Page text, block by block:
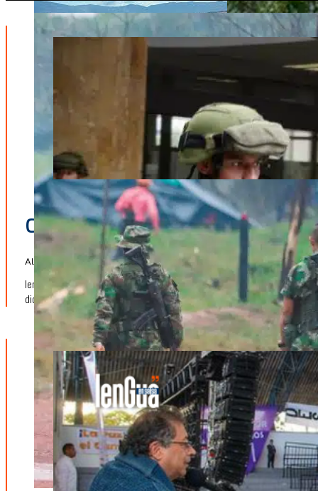
Justicia
Capturado exjefe paramilitar
Alias “Raúl” fue detenido por homicidio y desplazamiento forzado en
lenguaensalsa
diciembre 26, 2024